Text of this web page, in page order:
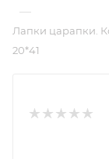
—
Лапки царапки.
20*41